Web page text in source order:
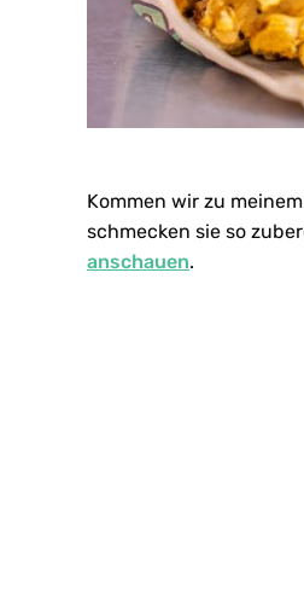
Kommen wir zu
schmecken sie so
anschauen.